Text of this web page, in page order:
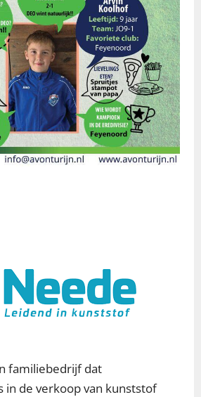
familiebedrijf dat
in de verkoop van kunststof